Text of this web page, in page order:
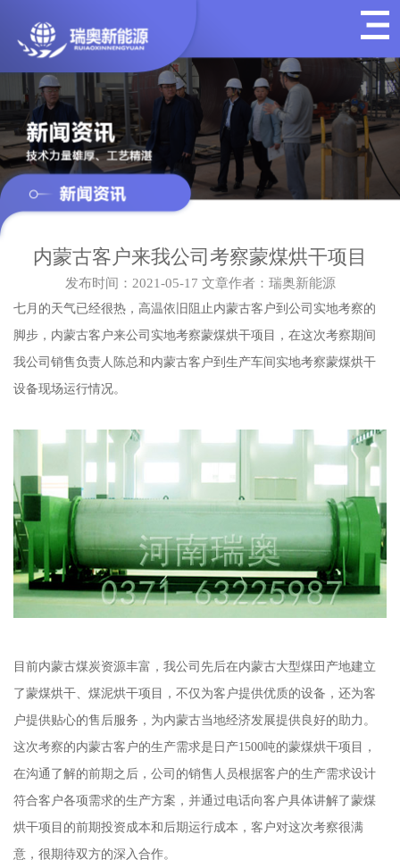
内蒙古客户来我公司考察蒙煤烘干项目
发布时间：2021-05-17 文章作者：瑞奥新能源
七月的天气已经很热，高温依旧阻止内蒙古客户到公司实地考察的
脚步，内蒙古客户来公司实地考察蒙煤烘干项目，在这次考察期间
我公司销售负责人陈总和内蒙古客户到生产车间实地考察蒙煤烘干
设备现场运行情况。
目前内蒙古煤炭资源丰富，我公司先后在内蒙古大型煤田产地建立
了蒙煤烘干、煤泥烘干项目，不仅为客户提供优质的设备，还为客
户提供贴心的售后服务，为内蒙古当地经济发展提供良好的助力。
这次考察的内蒙古客户的生产需求是日产1500吨的蒙煤烘干项目，
在沟通了解的前期之后，公司的销售人员根据客户的生产需求设计
符合客户各项需求的生产方案，并通过电话向客户具体讲解了蒙煤
烘干项目的前期投资成本和后期运行成本，客户对这次考察很满
意，很期待双方的深入合作。